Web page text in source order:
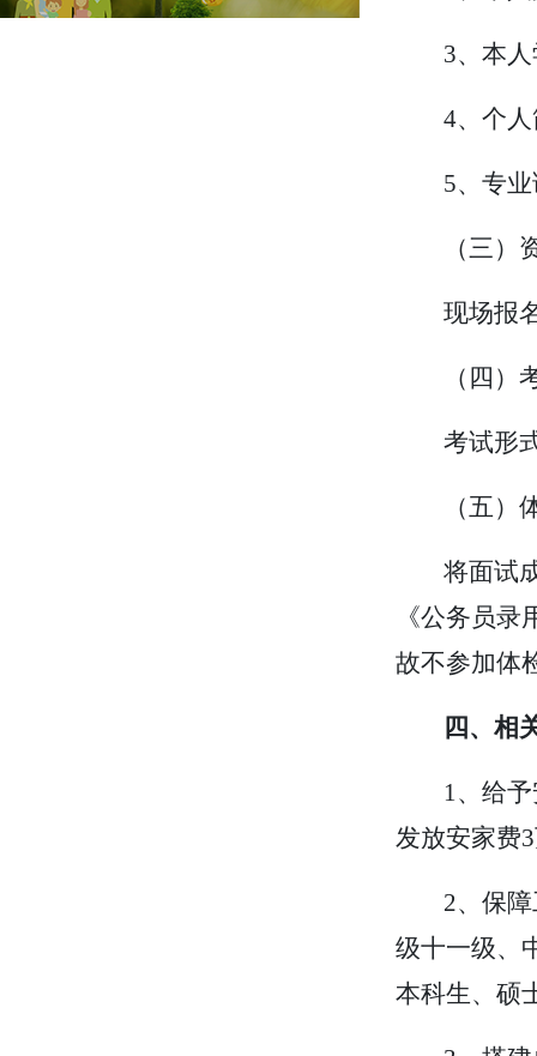
3、 本
4、 个
5、 专
（三）
现场报
（四）
考试形
（五）
将面试
《公务员
故不参加体
四、相
1、给
发放安家费3
2、保
级十一级、
本科生、硕